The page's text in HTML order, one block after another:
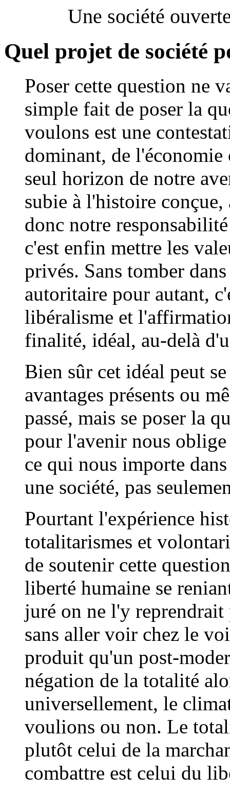
Une société
Quel projet de société
Poser cette question ne
simple fait de poser la
voulons est une
dominant, de l'économie
seul horizon de notre
subie à l'histoire
donc notre
c'est enfin mettre les
privés. Sans tomber
autoritaire pour autant,
libéralisme et
finalité, idéal, au-delà
Bien sûr cet idéal peut
avantages présents ou
passé, mais se poser la
pour l'avenir nous oblige
ce qui nous importe
une société, pas
Pourtant l'expérience
totalitarismes et
de soutenir cette
liberté humaine se
juré on ne l'y
sans aller voir chez le
produit qu'un post-
négation de la totalité
universellement, le
voulions ou non. Le
plutôt celui de la
combattre est celui du